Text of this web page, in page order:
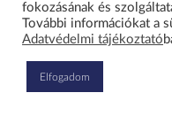
Minden jog fenntartva 2026 ©
Művelődési Ház Szeged-Tápé /
fokozásának és
További információkat a
Adatvédelmi tájékoztató
Elfogadom